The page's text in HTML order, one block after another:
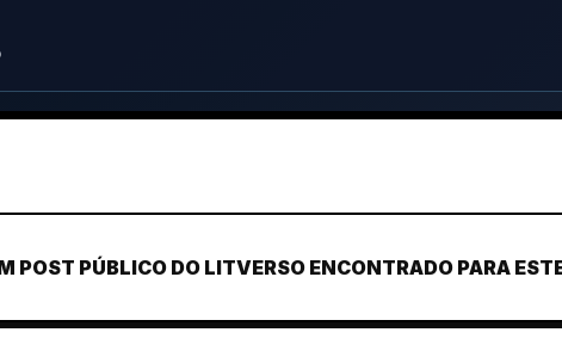
POST PÚBLICO DO LITVERSO ENCONTRADO PARA